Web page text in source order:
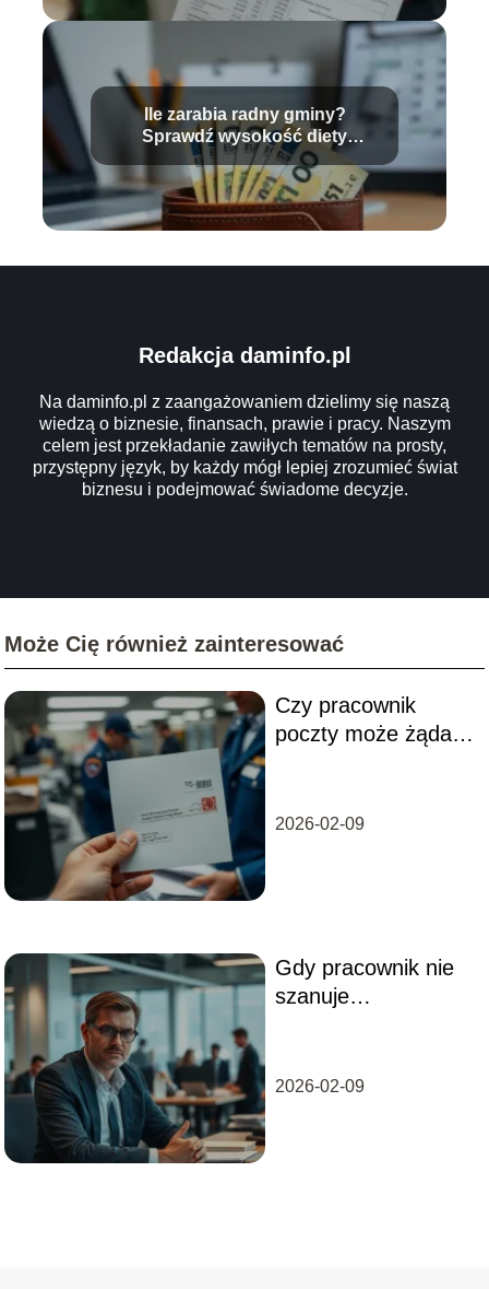
Ile zarabia radny gminy?
Sprawdź wysokość diety
radnego!
Redakcja daminfo.pl
Na daminfo.pl z zaangażowaniem dzielimy się naszą
wiedzą o biznesie, finansach, prawie i pracy. Naszym
celem jest przekładanie zawiłych tematów na prosty,
przystępny język, by każdy mógł lepiej zrozumieć świat
biznesu i podejmować świadome decyzje.
Może Cię również zainteresować
Czy pracownik
poczty może żądać
2026-02-09
Gdy pracownik nie
szanuje
zapobiegać?
2026-02-09